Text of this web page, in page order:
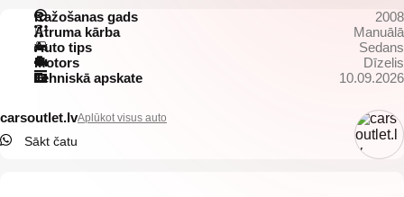
Ražošanas gads
2008
Ātruma kārba
Manuālā
Auto tips
Sedans
Motors
Dīzelis
Tehniskā apskate
10.09.2026
carsoutlet.lvAplūkot visus auto
Sākt čatu